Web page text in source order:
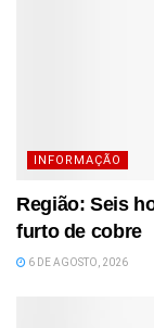
INFORMAÇÃO
Região: Seis
furto de cobre
6 DE AGOSTO, 2026